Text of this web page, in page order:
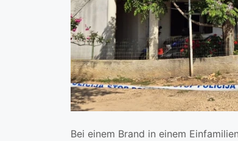
Bei einem Brand in einem